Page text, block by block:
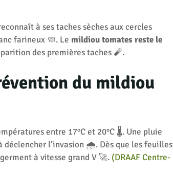
à ses taches sèches aux cercles
farineux 🧼. Le mildiou tomates reste le
des premières taches 🧨.
du mildiou
entre 17°C et 20°C 🌡️. Une pluie
l’invasion 🌧️. Dès que les feuilles
à vitesse grand V 🚀. (DRAAF Centre-